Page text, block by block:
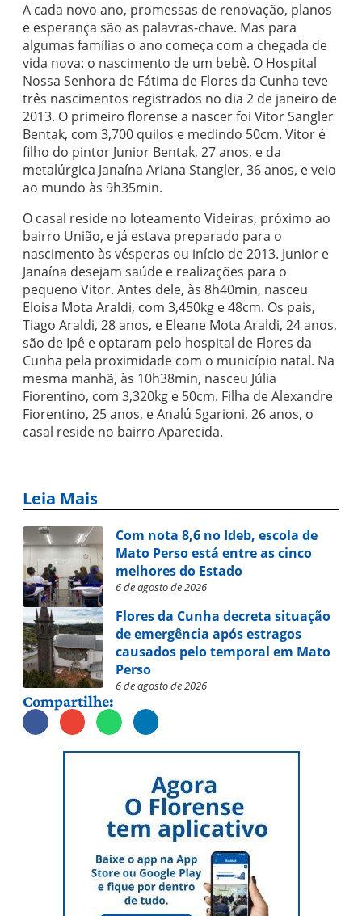
A cada novo ano, promessas de renovação, planos
e esperança são as palavras-chave. Mas para
algumas famílias o ano começa com a chegada de
vida nova: o nascimento de um bebê. O Hospital
Nossa Senhora de Fátima de Flores da Cunha teve
três nascimentos registrados no dia 2 de janeiro de
2013. O primeiro florense a nascer foi Vitor Sangler
Bentak, com 3,700 quilos e medindo 50cm. Vitor é
filho do pintor Junior Bentak, 27 anos, e da
metalúrgica Janaína Ariana Stangler, 36 anos, e veio
ao mundo às 9h35min.
O casal reside no loteamento Videiras, próximo ao
bairro União, e já estava preparado para o
nascimento às vésperas ou início de 2013. Junior e
Janaína desejam saúde e realizações para o
pequeno Vitor. Antes dele, às 8h40min, nasceu
Eloisa Mota Araldi, com 3,450kg e 48cm. Os pais,
Tiago Araldi, 28 anos, e Eleane Mota Araldi, 24 anos,
são de Ipê e optaram pelo hospital de Flores da
Cunha pela proximidade com o município natal. Na
mesma manhã, às 10h38min, nasceu Júlia
Fiorentino, com 3,320kg e 50cm. Filha de Alexandre
Fiorentino, 25 anos, e Analú Sgarioni, 26 anos, o
casal reside no bairro Aparecida.
Leia Mais
Com nota 8,6 no Ideb, escola de
Mato Perso está entre as cinco
melhores do Estado
6 de agosto de 2026
Flores da Cunha decreta situação
de emergência após estragos
causados pelo temporal em Mato
Perso
6 de agosto de 2026
Compartilhe: